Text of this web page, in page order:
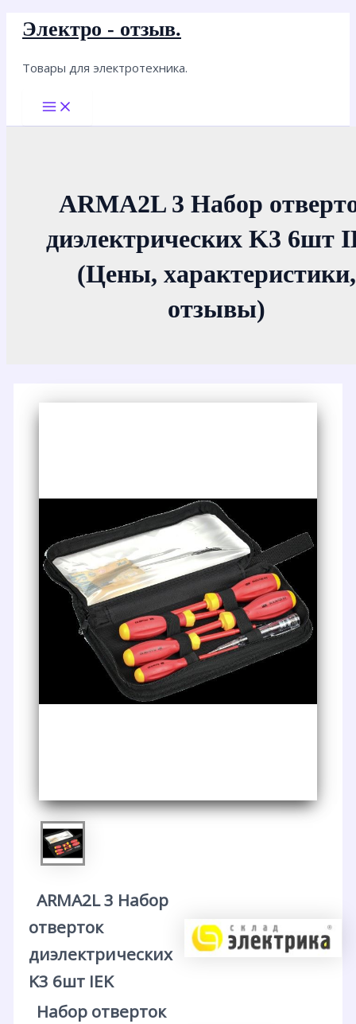
Перейти
содержимому
Электро - отзыв.
Товары для электротехника.
Main
Menu
ARMA2L 3 Набор
диэлектрических K3 6шт
(Цены, характеристики,
отзывы)
ARMA2L 3 Набор
отверток
диэлектрических
K3 6шт IEK
Набор отверток